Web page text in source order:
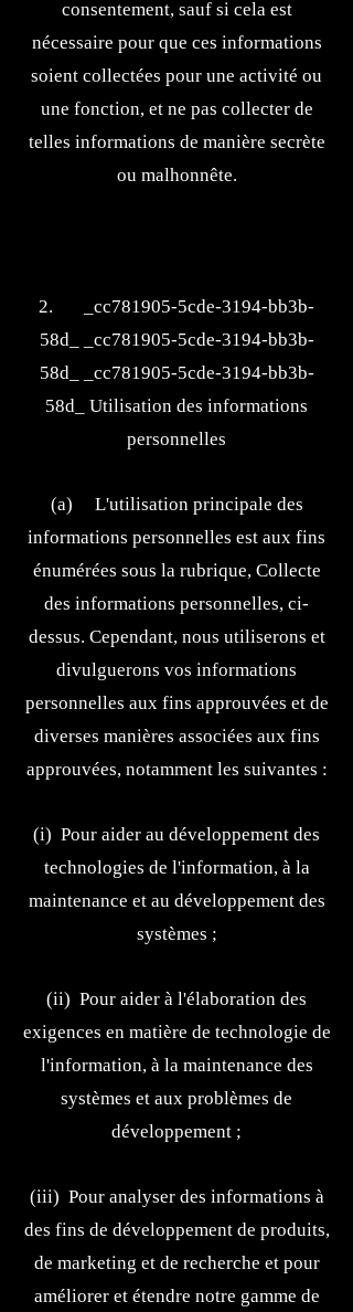
consentement, sauf si cela est
nécessaire pour que ces informations
soient collectées pour une activité ou
une fonction, et ne pas collecter de
telles informations de manière secrète
ou malhonnête.
2. _cc781905-5cde-3194-bb3b-
58d_ _cc781905-5cde-3194-bb3b-
58d_ _cc781905-5cde-3194-bb3b-
58d_ Utilisation des informations
personnelles
(a) L'utilisation principale des
informations personnelles est aux fins
énumérées sous la rubrique, Collecte
des informations personnelles, ci-
dessus. Cependant, nous utiliserons et
divulguerons vos informations
personnelles aux fins approuvées et de
diverses manières associées aux fins
approuvées, notamment les suivantes :
(i) Pour aider au développement des
technologies de l'information, à la
maintenance et au développement des
systèmes ;
(ii) Pour aider à l'élaboration des
exigences en matière de technologie de
l'information, à la maintenance des
systèmes et aux problèmes de
développement ;
(iii) Pour analyser des informations à
des fins de développement de produits,
de marketing et de recherche et pour
améliorer et étendre notre gamme de